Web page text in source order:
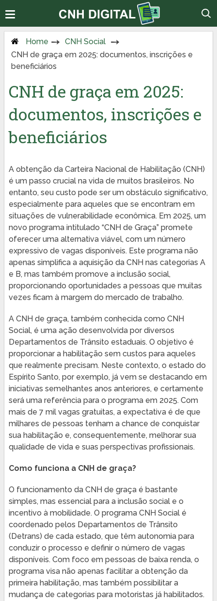
Home
CNH Social
CNH de graça em 2025: documentos, inscrições e
beneficiários
CNH de graça em 2025:
documentos, inscrições e
beneficiários
A obtenção da Carteira Nacional de Habilitação (CNH)
é um passo crucial na vida de muitos brasileiros. No
entanto, seu custo pode ser um obstáculo significativo,
especialmente para aqueles que se encontram em
situações de vulnerabilidade econômica. Em 2025, um
novo programa intitulado “CNH de Graça” promete
oferecer uma alternativa viável, com um número
expressivo de vagas disponíveis. Este programa não
apenas simplifica a aquisição da CNH nas categorias A
e B, mas também promove a inclusão social,
proporcionando oportunidades a pessoas que muitas
vezes ficam à margem do mercado de trabalho.
A CNH de graça, também conhecida como CNH
Social, é uma ação desenvolvida por diversos
Departamentos de Trânsito estaduais. O objetivo é
proporcionar a habilitação sem custos para aqueles
que realmente precisam. Neste contexto, o estado do
Espírito Santo, por exemplo, já vem se destacando em
iniciativas semelhantes anos anteriores, e certamente
será uma referência para o programa em 2025. Com
mais de 7 mil vagas gratuitas, a expectativa é de que
milhares de pessoas tenham a chance de conquistar
sua habilitação e, consequentemente, melhorar sua
qualidade de vida e suas perspectivas profissionais.
Como funciona a CNH de graça?
O funcionamento da CNH de graça é bastante
simples, mas essencial para a inclusão social e o
incentivo à mobilidade. O programa CNH Social é
coordenado pelos Departamentos de Trânsito
(Detrans) de cada estado, que têm autonomia para
conduzir o processo e definir o número de vagas
disponíveis. Com foco em pessoas de baixa renda, o
programa visa não apenas facilitar a obtenção da
primeira habilitação, mas também possibilitar a
mudança de categorias para motoristas já habilitados.